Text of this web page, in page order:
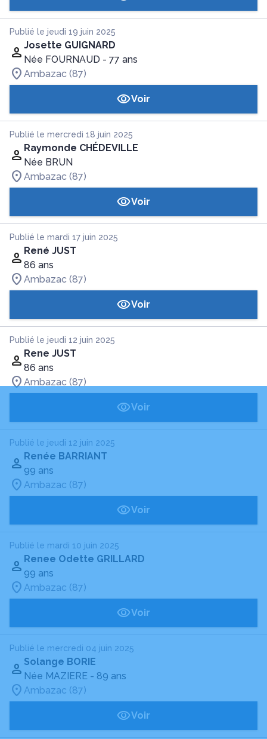
Publié le jeudi 19 juin 2025
Josette GUIGNARD
Née FOURNAUD - 77 ans
Ambazac (87)
Voir
Publié le mercredi 18 juin 2025
Raymonde CHÉDEVILLE
Née BRUN
Ambazac (87)
Voir
Publié le mardi 17 juin 2025
René JUST
86 ans
Ambazac (87)
Voir
Publié le jeudi 12 juin 2025
Rene JUST
86 ans
Ambazac (87)
Voir
Publié le jeudi 12 juin 2025
Renée BARRIANT
99 ans
Ambazac (87)
Voir
Publié le mardi 10 juin 2025
Renee Odette GRILLARD
99 ans
Ambazac (87)
Voir
Publié le mercredi 04 juin 2025
Solange BORIE
Née MAZIERE - 89 ans
Ambazac (87)
Voir